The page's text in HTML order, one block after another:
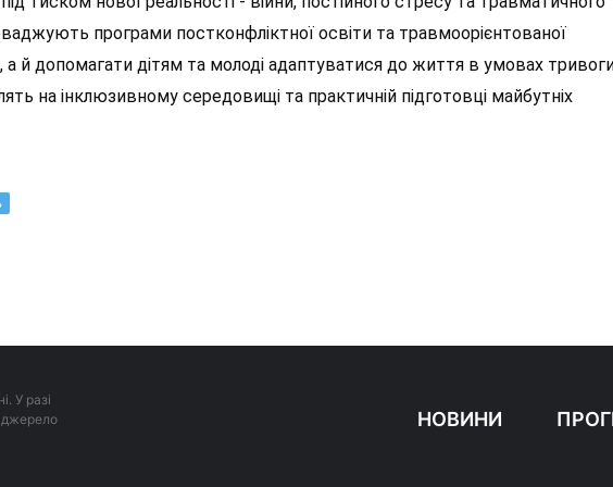
програми постконфліктної освіти та травмоорієнтованої
а й допомагати дітям та молоді адаптуватися до життя в умовах
на інклюзивному середовищі та практичній підготовці майбутніх
У разі
джерело
НОВИНИ